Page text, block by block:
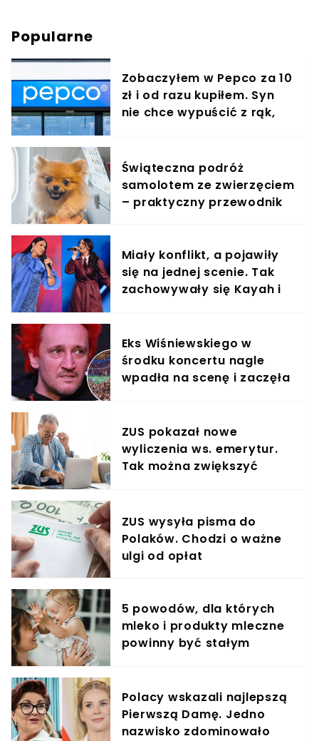
Popularne
Zobaczyłem w Pepco za 10
zł i od razu kupiłem. Syn
nie chce wypuścić z rąk,
Świąteczna podróż
samolotem ze zwierzęciem
– praktyczny przewodnik
Miały konflikt, a pojawiły
się na jednej scenie. Tak
zachowywały się Kayah i
Eks Wiśniewskiego w
środku koncertu nagle
wpadła na scenę i zaczęła
ZUS pokazał nowe
wyliczenia ws. emerytur.
Tak można zwiększyć
ZUS wysyła pisma do
Polaków. Chodzi o ważne
ulgi od opłat
5 powodów, dla których
mleko i produkty mleczne
powinny być stałym
Polacy wskazali najlepszą
Pierwszą Damę. Jedno
nazwisko zdominowało